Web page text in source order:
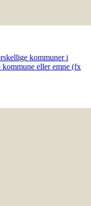
kommuner i
eller emne (fx